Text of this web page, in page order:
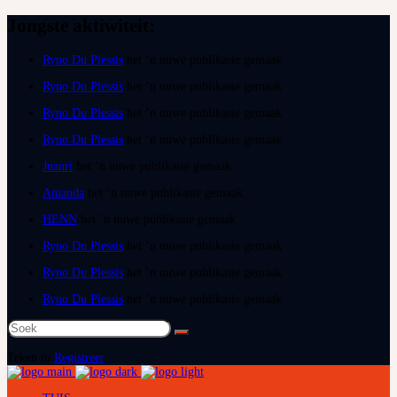
Ryno Du Plessis
Ryno Du Plessis
Ryno Du Plessis
Ryno Du Plessis
Juanri
Amanda
HENN
Ryno Du Plessis
Ryno Du Plessis
Ryno Du Plessis
Soek
na:
Registreer